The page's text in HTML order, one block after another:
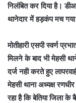
निलंबित कर दिया है।
थानेदार में हड़कंप मच
मोतीहारी एसपी स्वर्ण
मिलने के बाद भी मेहसी
दर्ज नही करते हुए
मेहसी थाना अध्यक्ष
रहा है कि बेतिया जिला के